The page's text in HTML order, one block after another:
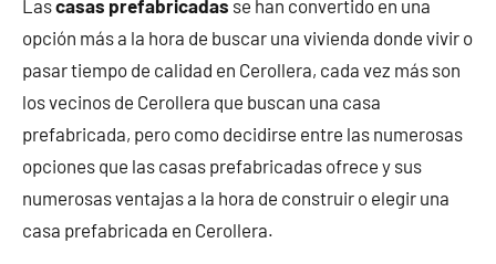
Lascasas prefabricadas se han convertido en una
opción más a la hora de buscar una vivienda donde vivir o
pasar tiempo de calidad en Cerollera, cada vez más son
los vecinos de Cerollera que buscan una casa
prefabricada, pero como decidirse entre las numerosas
opciones que las casas prefabricadas ofrece y sus
numerosas ventajas a la hora de construir o elegir una
casa prefabricada en Cerollera.